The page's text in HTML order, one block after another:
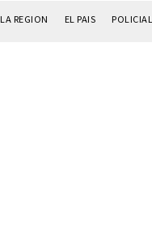
LA REGION EL PAIS